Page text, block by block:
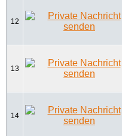
12
13
14